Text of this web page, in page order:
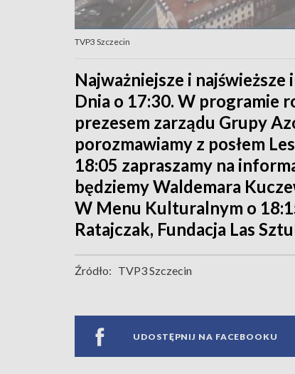
TVP3 Szczecin
Najważniejsze i
Dnia o 17:30. W programie
prezesem zarządu Grupy
porozmawiamy z posłem
18:05 zapraszamy na
będziemy Waldemara
W Menu Kulturalnym o
Ratajczak, Fundacja Las
Źródło: TVP3 Szczecin
UDOSTĘPNIJ NA FACEBOOKU